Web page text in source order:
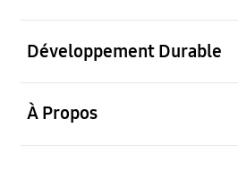
Développement Durable
À Propos